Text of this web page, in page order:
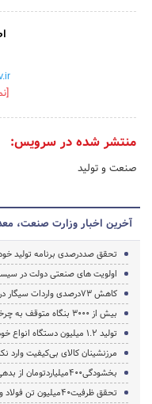
منتشر شده در سرویس:
صنعت و تولید
آخرین اخبار وزارت صنعت،
تحقق صددرصدی برنامه تولید
اولویت های صنعتی دولت در
کاهش 73درصدی واردات سیگار در 11ماهه امسال
بیش از 3000 بنگاه متوقف به چرخه تولید بازگشتند
تولید 1.2 میلیون دستگاه انواع خودرو در کشور
مرزنشینان کالای بی‌کیفیت وارد
بخشودگی400میلیاردتومان از بدهی بنگاه‌های صنعتی
تحقق ظرفیت40میلیون تن فولاد و 420هزار تن مس